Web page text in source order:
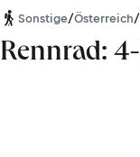
Sonstige/Österreich/
Rennrad: